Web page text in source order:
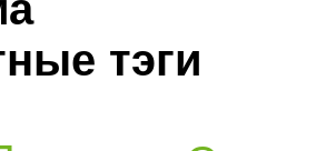
тэги